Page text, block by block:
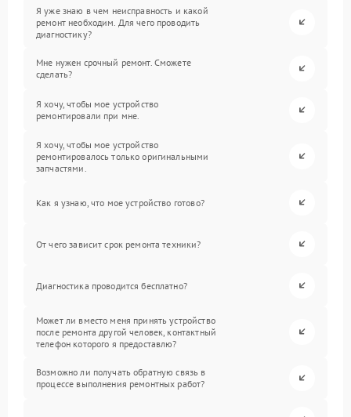
Я уже знаю в чем неисправность и какой
ремонт необходим. Для чего проводить
диагностику?
Мне нужен срочный ремонт. Сможете
сделать?
Я хочу, чтобы мое устройство
ремонтировали при мне.
Я хочу, чтобы мое устройство
ремонтировалось только оригинальными
запчастями.
Как я узнаю, что мое устройство готово?
От чего зависит срок ремонта техники?
Диагностика проводится бесплатно?
Может ли вместо меня принять устройство
после ремонта другой человек, контактный
телефон которого я предоставлю?
Возможно ли получать обратную связь в
процессе выполнения ремонтных работ?